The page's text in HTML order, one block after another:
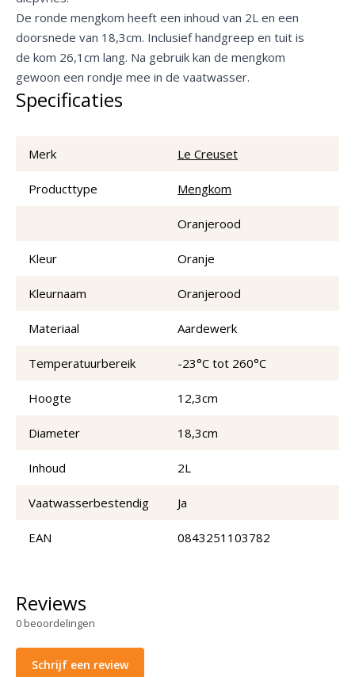
De ronde mengkom heeft een inhoud van 2L en een
doorsnede van 18,3cm. Inclusief handgreep en tuit is
de kom 26,1cm lang. Na gebruik kan de mengkom
gewoon een rondje mee in de vaatwasser.
Specificaties
Merk Le Creuset
Producttype Mengkom
Oranjerood
Kleur Oranje
Kleurnaam Oranjerood
Materiaal Aardewerk
Temperatuurbereik -23°C tot 260°C
Hoogte 12,3cm
Diameter 18,3cm
Inhoud 2L
Vaatwasserbestendig Ja
EAN 0843251103782
Reviews
0beoordelingen
Schrijf een review